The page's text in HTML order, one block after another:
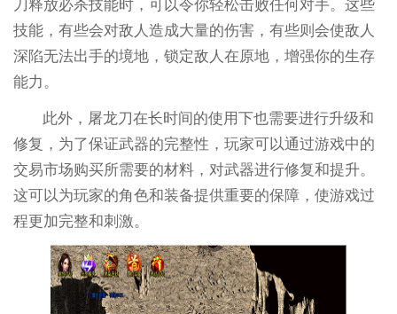
刀释放必杀技能时，可以令你轻松击败任何对手。这些
技能，有些会对敌人造成大量的伤害，有些则会使敌人
深陷无法出手的境地，锁定敌人在原地，增强你的生存
能力。
此外，屠龙刀在长时间的使用下也需要进行升级和
修复，为了保证武器的完整性，玩家可以通过游戏中的
交易市场购买所需要的材料，对武器进行修复和提升。
这可以为玩家的角色和装备提供重要的保障，使游戏过
程更加完整和刺激。